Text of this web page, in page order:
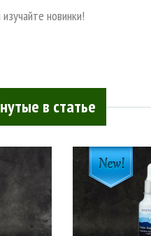
изучайте новинки!
в статье